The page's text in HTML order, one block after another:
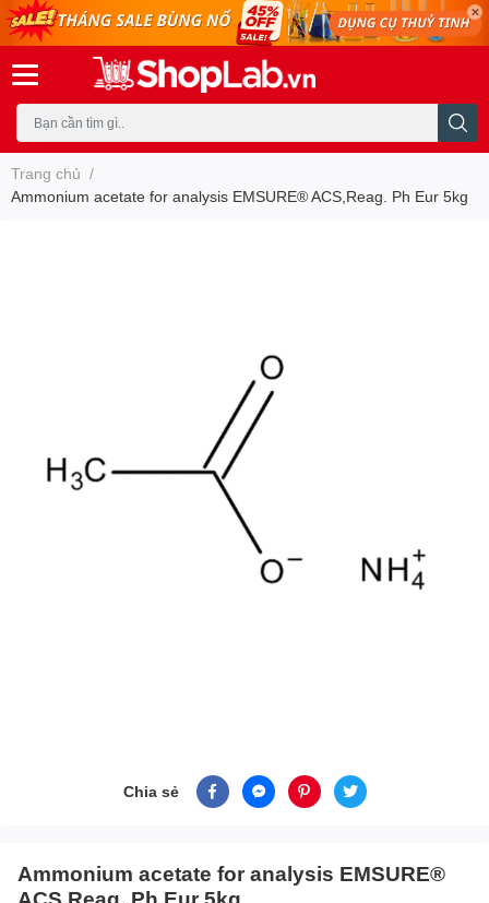
Trang chủ /
Ammonium acetate for analysis EMSURE® ACS,Reag. Ph Eur 5kg
Chia sẻ
Ammonium acetate for analysis EMSURE®
ACS,Reag. Ph Eur 5kg